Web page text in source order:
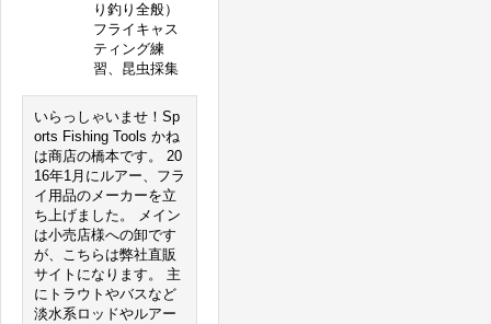
り釣り全般）
フライキャス
ティング練
習、昆虫採集
いらっしゃいませ！Sp
orts Fishing Tools かね
は商店の橋本です。 20
16年1月にルアー、フラ
イ用品のメーカーを立
ち上げました。 メイン
は小売店様への卸です
が、こちらは弊社直販
サイトになります。 主
にトラウトやバスなど
淡水系ロッドやルアー